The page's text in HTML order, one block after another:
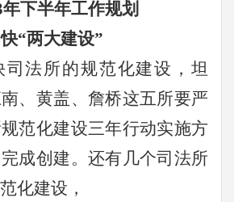
年下半年工作规划
快“两大建设”
司法所的规范化建设， 坦
、黄盖、詹桥这五所要严
范化建设三年行动实施方
成创建。还有几个司法所
化建设，